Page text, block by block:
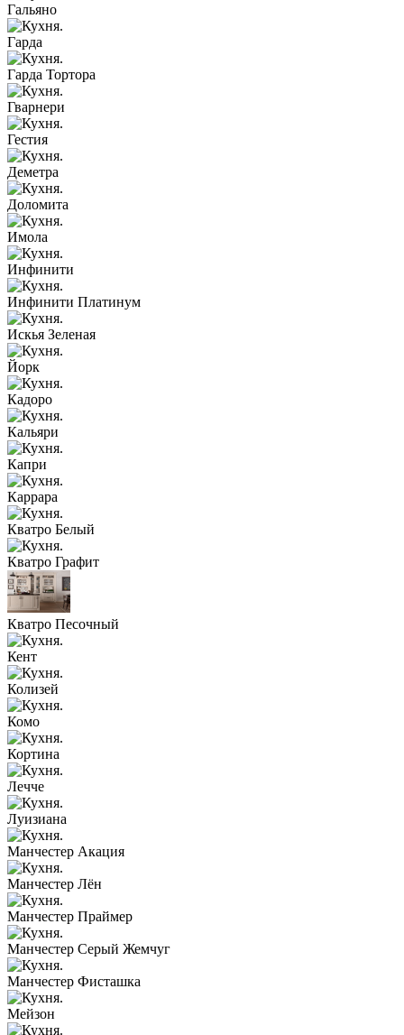
Гальяно
Гарда
Гарда Тортора
Гварнери
Гестия
Деметра
Доломита
Имола
Инфинити
Инфинити Платинум
Искья Зеленая
Йорк
Кадоро
Кальяри
Капри
Каррара
Кватро Белый
Кватро Графит
Кватро Песочный
Кент
Колизей
Комо
Кортина
Лечче
Луизиана
Манчестер Акация
Манчестер Лён
Манчестер Праймер
Манчестер Серый Жемчуг
Манчестер Фисташка
Мейзон